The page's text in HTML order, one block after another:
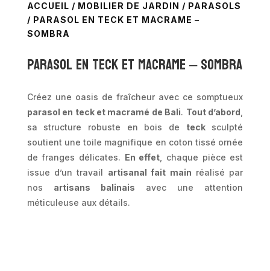
ACCUEIL / MOBILIER DE JARDIN / PARASOLS
/ PARASOL EN TECK ET MACRAME –
SOMBRA
Parasol en teck et macrame – Sombra
Créez une oasis de fraîcheur avec ce somptueux
parasol en teck et macramé de Bali. Tout d’abord
sa structure robuste en bois de tecksculpté
soutient une toile magnifique en coton tissé ornée
de franges délicates. En effet , chaque pièce est
issue d’un travail artisanal fait main réalisé par
nos artisans balinais avec une attention
méticuleuse aux détails.